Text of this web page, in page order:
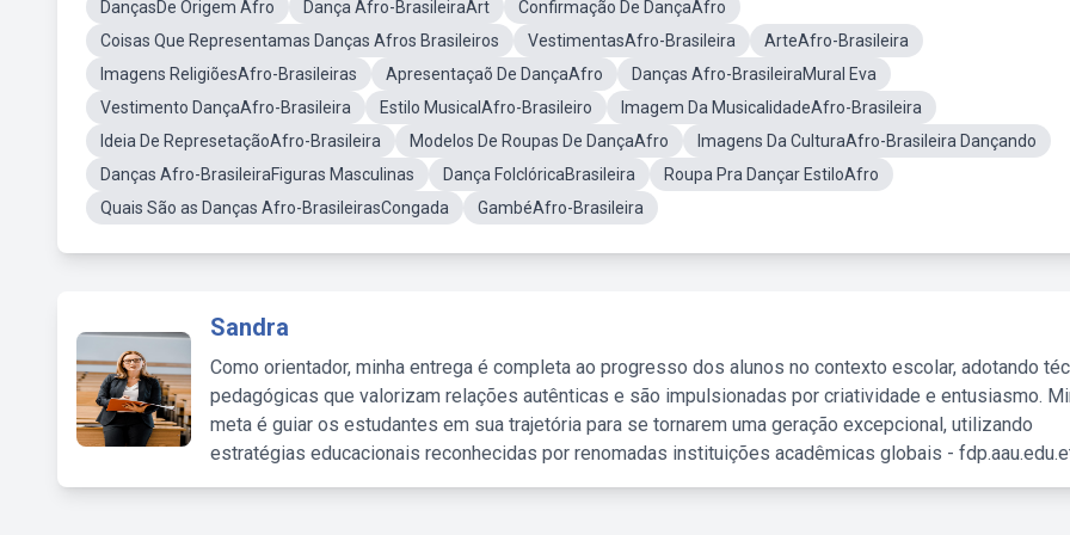
DançasDe Origem Afro
Dança Afro-BrasileiraArt
Confirmação De DançaAfro
Coisas Que Representamas Danças Afros Brasileiros
VestimentasAfro-Brasileira
ArteAfro-Brasileira
Imagens ReligiõesAfro-Brasileiras
Apresentaçaõ De DançaAfro
Danças Afro-BrasileiraMural Eva
Vestimento DançaAfro-Brasileira
Estilo MusicalAfro-Brasileiro
Imagem Da MusicalidadeAfro-Brasileira
Ideia De RepresetaçãoAfro-Brasileira
Modelos De Roupas De DançaAfro
Imagens Da CulturaAfro-Brasileira Dançando
Danças Afro-BrasileiraFiguras Masculinas
Dança FolclóricaBrasileira
Roupa Pra Dançar EstiloAfro
Quais São as Danças Afro-BrasileirasCongada
GambéAfro-Brasileira
Sandra
Como orientador, minha entrega é completa ao progresso dos alunos no contexto escolar, adotando
pedagógicas que valorizam relações autênticas e são impulsionadas por criatividade e entusiasmo.
meta é guiar os estudantes em sua trajetória para se tornarem uma geração excepcional, utilizando
estratégias educacionais reconhecidas por renomadas instituições acadêmicas globais -